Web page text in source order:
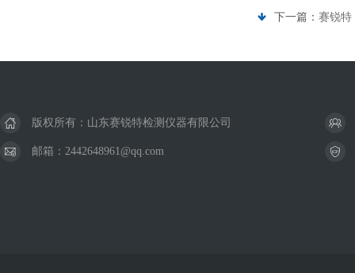
下一篇： 赛锐特
版权所有：山东赛锐特检测仪器有限公司
邮箱：2442648961@qq.com